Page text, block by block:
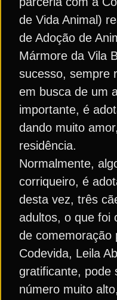
de Vida Animal)
de Adoção de
Mármore da Vila
sucesso, sempre
em busca de um
importante, é
dando muito
residência.
Normalmente,
corriqueiro, é
desta vez, três
adultos, o que foi
de comemoração
Codevida, Leila
gratificante, pode
número muito